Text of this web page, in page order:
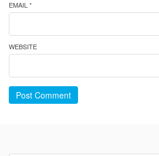
EMAIL *
WEBSITE
Post Comment